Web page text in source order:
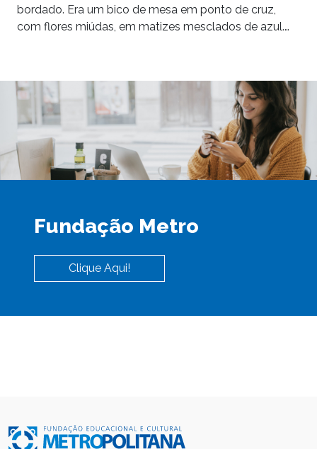
bordado. Era um bico de mesa em ponto de cruz,
com flores miúdas, em matizes mesclados de azul.…
Fundação Metro
Clique Aqui!